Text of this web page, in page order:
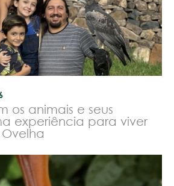
os animais e seus
experiência para viver